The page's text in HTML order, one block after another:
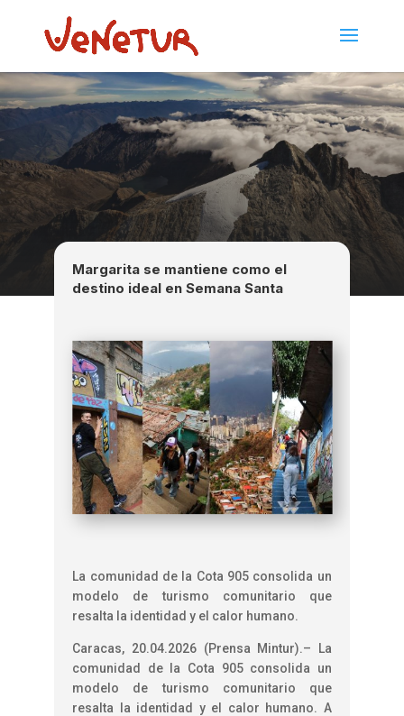
Margarita se mantiene como el
destino ideal en Semana Santa
La comunidad de la Cota 905 consolida un
modelo de turismo comunitario que
resalta la identidad y el calor humano.
Caracas, 20.04.2026 (Prensa Mintur).– La
comunidad de la Cota 905 consolida un
modelo de turismo comunitario que
resalta la identidad y el calor humano. A